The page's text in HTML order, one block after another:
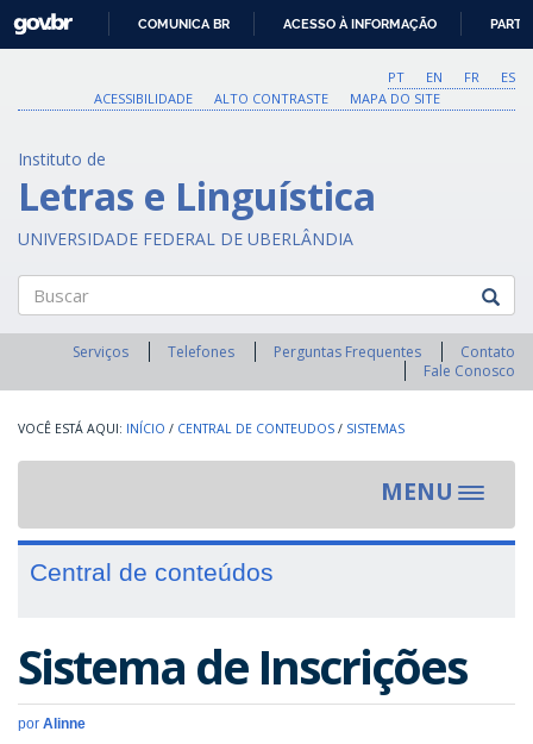
O
CONTEÚDO
GOVBR
COMUNICA BR ACESSO À INFORMAÇÃO
PT EN FR
ES
ACESSIBILIDADE
ALTO CONTRASTE MAPA DO SITE
Instituto de
Letras e Linguística
UNIVERSIDADE FEDERAL DE UBERLÂNDIA
Buscar
Serviços Telefones Perguntas Frequentes
Contato
Fale Conosco
INÍCIO / CENTRAL DE CONTEUDOS / SISTEMAS
MENU
Toggle
Central de conteúdos
Sistema de Inscrições
por Alinne